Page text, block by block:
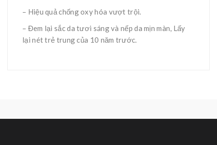
– Hiệu quả chống oxy hóa vượt trội.
– Đem lại sắc da tươi sáng và nếp da mịn màn, Lấy
lại nét trẻ trung của 10 năm trước.